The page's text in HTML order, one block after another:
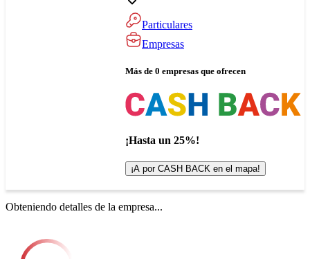
Particulares
Empresas
Más de 0 empresas que ofrecen
¡Hasta un 25%!
¡A por CASH BACK en el mapa!
Obteniendo detalles de la empresa...